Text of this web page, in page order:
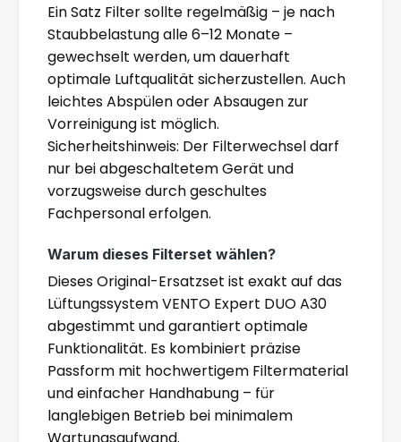
Ein Satz Filter sollte regelmäßig – je nach
Staubbelastung alle 6–12 Monate –
gewechselt werden, um dauerhaft
optimale Luftqualität sicherzustellen. Auch
leichtes Abspülen oder Absaugen zur
Vorreinigung ist möglich.
Sicherheitshinweis: Der Filterwechsel darf
nur bei abgeschaltetem Gerät und
vorzugsweise durch geschultes
Fachpersonal erfolgen.
Warum dieses Filterset wählen?
Dieses Original-Ersatzset ist exakt auf das
Lüftungssystem VENTO Expert DUO A30
abgestimmt und garantiert optimale
Funktionalität. Es kombiniert präzise
Passform mit hochwertigem Filtermaterial
und einfacher Handhabung – für
langlebigen Betrieb bei minimalem